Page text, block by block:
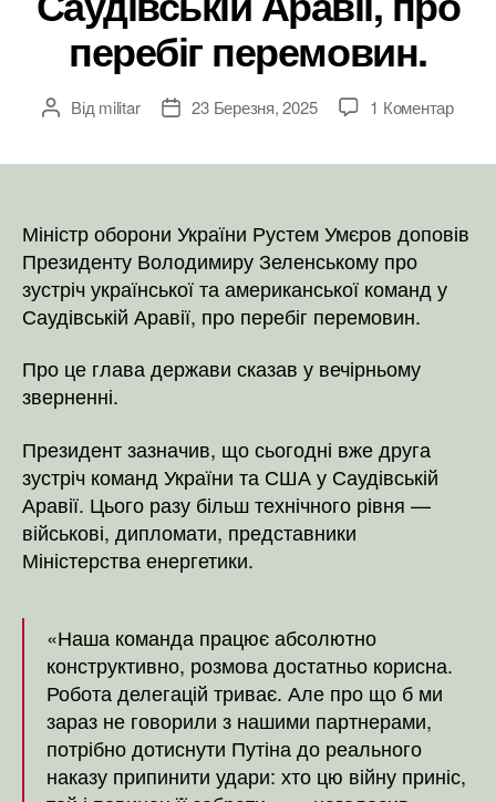
перебіг перемовин.
Автор
Від militar
Дата23 Березня, 2025 1 Коментардо
та
Міністр оборони України Рустем Умєров доповів
Президенту Володимиру Зеленському про
зустріч української та американської команд у
Саудівській Аравії, про перебіг перемовин.
Про це глава держави сказав у вечірньому
зверненні.
Президент зазначив, що сьогодні вже друга
зустріч команд України та США у Саудівській
Аравії. Цього разу більш технічного рівня —
військові, дипломати, представники
Міністерства енергетики.
«Наша команда працює абсолютно
конструктивно, розмова достатньо корисна.
Робота делегацій триває. Але про що б ми
зараз не говорили з нашими партнерами,
потрібно дотиснути Путіна до реального
наказу припинити удари: хто цю війну приніс,